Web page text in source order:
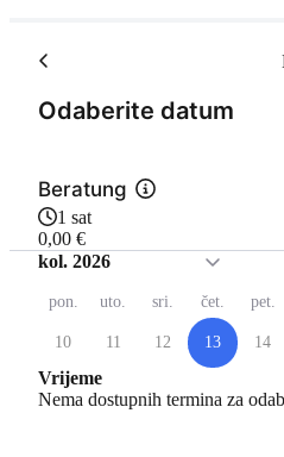
Odaberite datum
Beratung
1 sat
0,00 €
kol. 2026
pon. uto. sri. čet. pet.
10 11 12 13 14
Vrijeme
Nema dostupnih termina za